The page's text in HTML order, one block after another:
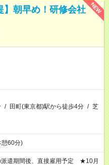
NEW
】朝早め！研修会社
/ 田町(東京都)駅から徒歩4分 / 芝
憩60分)
派遣期間後、直接雇用予定 ★10月